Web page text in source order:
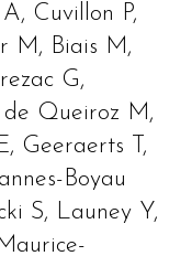
Cuvillon P,
M, Biais M,
G,
de Queiroz M,
Geeraerts T,
Boyau
S, Launey Y,